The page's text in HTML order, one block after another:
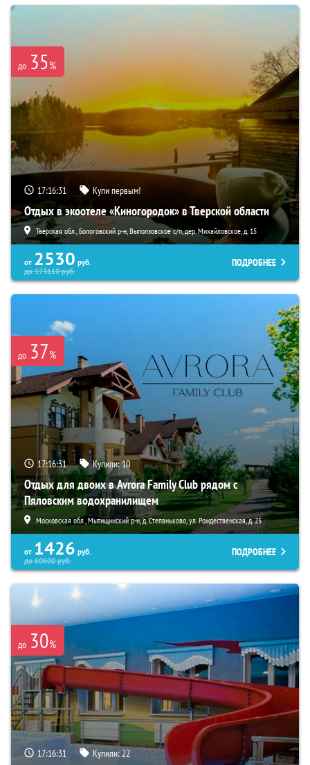
до 35%
17:16:30 Купи первым!
Отдых в экоотеле «Киногородок» в Тверской области
Тверская обл., Бологовский р-н, Выползовское с/п, дер. Михайловское, д. 15
от 2530 руб.
до173110руб.
ПОДРОБНЕЕ
до 37%
17:16:30 Купили:10
Отдых для двоих в Avrora Family Club рядом с
Пяловским водохранилищем
Московская обл., Мытищинский р-н, д. Степаньково, ул. Рождественская, д. 25
от 1426 руб.
до60600руб.
ПОДРОБНЕЕ
до 30%
17:16:30 Купили:22